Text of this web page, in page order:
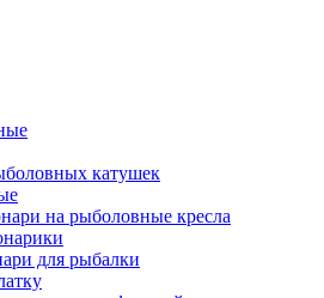
катушек
на рыболовные кресла
для рыбалки